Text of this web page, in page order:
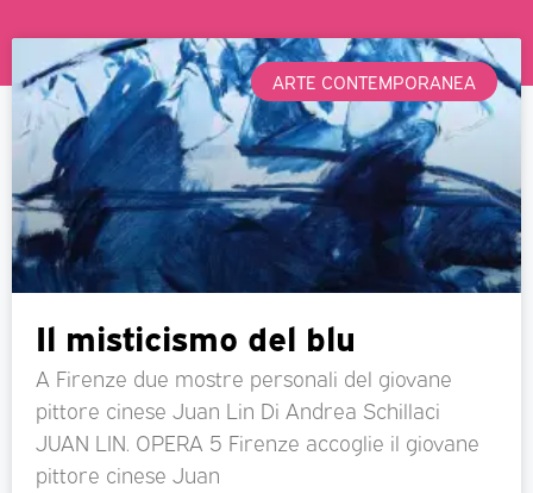
ARTE CONTEMPORANEA
Il misticismo del blu
A Firenze due mostre personali del giovane
pittore cinese Juan Lin Di Andrea Schillaci
JUAN LIN. OPERA 5 Firenze accoglie il giovane
pittore cinese Juan